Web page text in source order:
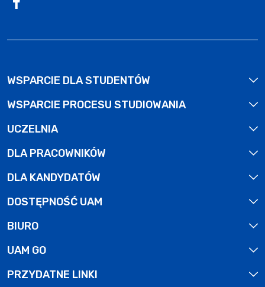
WSPARCIE DLA STUDENTÓW
WSPARCIE PROCESU STUDIOWANIA
UCZELNIA
DLA PRACOWNIKÓW
DLA KANDYDATÓW
DOSTĘPNOŚĆ UAM
BIURO
UAM GO
PRZYDATNE LINKI